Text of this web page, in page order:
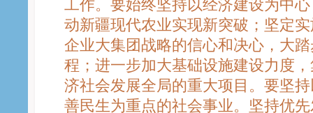
工作。要始终坚持以经济建设为中
动新疆现代农业实现新突破；坚定
企业大集团战略的信心和决心，大
程；进一步加大基础设施建设力度
济社会发展全局的重大项目。要坚
善民生为重点的社会事业。坚持优